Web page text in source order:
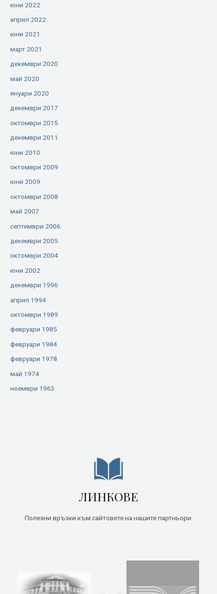
юни 2022
април 2022
юни 2021
март 2021
декември 2020
май 2020
януари 2020
декември 2017
октомври 2015
декември 2011
юни 2010
октомври 2009
юни 2009
октомври 2008
май 2007
септември 2006
декември 2005
октомври 2004
юни 2002
декември 1996
април 1994
октомври 1989
февруари 1985
февруари 1984
февруари 1978
май 1974
ноември 1963
ЛИНКОВЕ
Полезни връзки към сайтовете на нашите партньори.